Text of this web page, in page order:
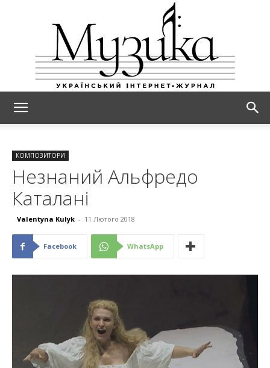
КОМПОЗИТОРИ
Незнаний Альфредо
Каталані
Valentyna Kulyk - 11 Лютого 2018
Facebook WhatsApp